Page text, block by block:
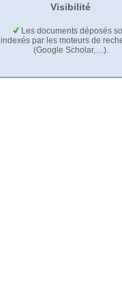
Visibilité
Les documents déposés
indexés par les moteurs de
(Google Scholar,…).